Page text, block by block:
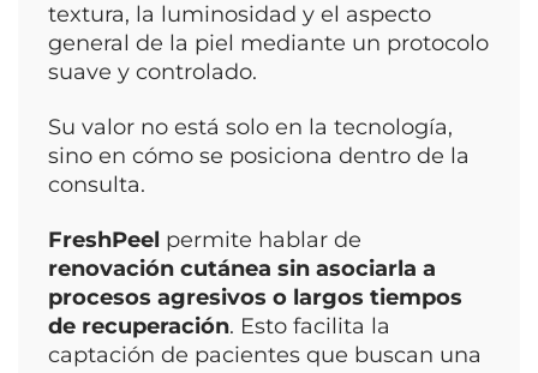
textura, la luminosidad y el aspecto
general de la piel mediante un protocolo
suave y controlado.
Su valor no está solo en la tecnología,
sino en cómo se posiciona dentro de la
consulta.
FreshPeel permite hablar de
renovación cutánea sin asociarla a
procesos agresivos o largos tiempos
de recuperación. Esto facilita la
captación de pacientes que buscan una